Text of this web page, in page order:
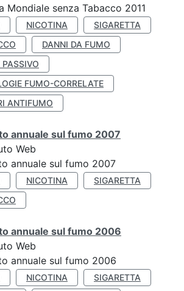
Mondiale senza Tabacco 2011
NICOTINA
SIGARETTA
DANNI DA FUMO
FUMO-CORRELATE
ANTIFUMO
annuale sul fumo 2007
Web
annuale sul fumo 2007
NICOTINA
SIGARETTA
annuale sul fumo 2006
Web
annuale sul fumo 2006
NICOTINA
SIGARETTA